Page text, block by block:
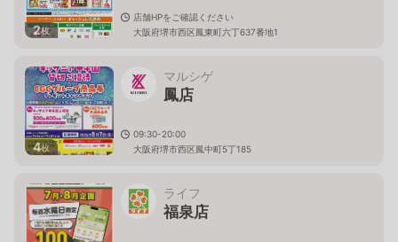
2枚
店舗HPをご確認ください
大阪府堺市西区鳳東町六丁637番地1
4枚
マルシゲ
鳳店
09:30-20:00
大阪府堺市西区鳳中町5丁185
ライフ
福泉店